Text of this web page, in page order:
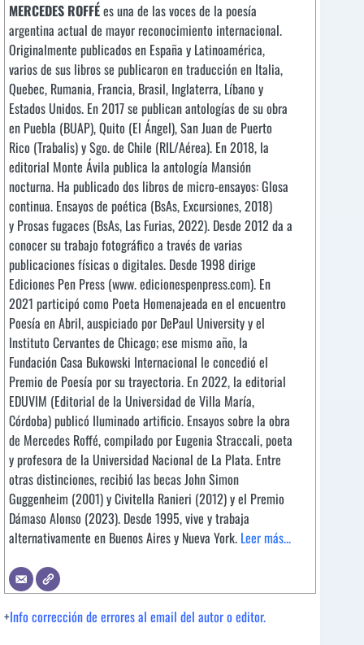
MERCEDES ROFFÉes una de las voces de la poesía
argentina actual de mayor reconocimiento internacional.
Originalmente publicados en España y Latinoamérica,
varios de sus libros se publicaron en traducción en Italia,
Quebec, Rumania, Francia, Brasil, Inglaterra, Líbano y
Estados Unidos. En 2017 se publican antologías de su obra
en Puebla (BUAP), Quito (El Ángel), San Juan de Puerto
Rico (Trabalis) y Sgo. de Chile (RIL/Aérea). En 2018, la
editorial Monte Ávila publica la antología Mansión
nocturna. Ha publicado dos libros de micro-ensayos:Glosa
continua. Ensayos de poética (BsAs, Excursiones, 2018)
y Prosas fugaces (BsAs, Las Furias, 2022). Desde 2012 da a
conocer su trabajo fotográfico a través de varias
publicaciones físicas o digitales. Desde 1998 dirige
Ediciones Pen Press (www. edicionespenpress.com). En
2021 participó como Poeta Homenajeada en el encuentro
Poesía en Abril, auspiciado por DePaul University y el
Instituto Cervantes de Chicago; ese mismo año, la
Fundación Casa Bukowski Internacional le concedió el
Premio de Poesía por su trayectoria. En 2022, la editorial
EDUVIM (Editorial de la Universidad de Villa María,
Córdoba) publicó Iluminado artificio. Ensayos sobre la obra
de Mercedes Roffé, compilado por Eugenia Straccali, poeta
y profesora de la Universidad Nacional de La Plata. Entre
otras distinciones, recibió las becas John Simon
Guggenheim (2001) y Civitella Ranieri (2012) y el Premio
Dámaso Alonso (2023). Desde 1995, vive y trabaja
alternativamente en Buenos Aires y Nueva York. Leer más...
+Info corrección de errores al email del autor o editor.